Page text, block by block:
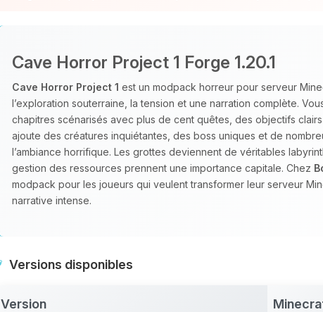
Cave Horror Project 1 Forge 1.20.1
Cave Horror Project 1 est un modpack horreur pour serveur
l’exploration souterraine, la tension et une narration complète.
chapitres scénarisés avec plus de cent quêtes, des objectifs
ajoute des créatures inquiétantes, des boss uniques et de
l’ambiance horrifique. Les grottes deviennent de véritables
gestion des ressources prennent une importance capitale. Chez
modpack pour les joueurs qui veulent transformer leur serveur
narrative intense.
Versions disponibles
Version